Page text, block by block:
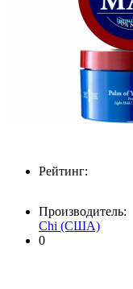
Рейтинг:
Производитель:
Chi (США)
0